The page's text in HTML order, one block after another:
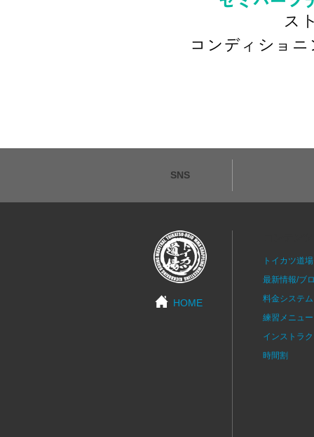
SNS
HOME
トイカツ道
最新情報/ブ
料金システム
練習メニュー
インストラ
時間割